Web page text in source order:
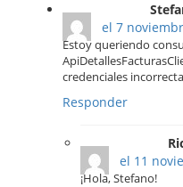
el 7
Estoy queriendo
credenciales
Responder
el 11
¡Hola, Stefano!